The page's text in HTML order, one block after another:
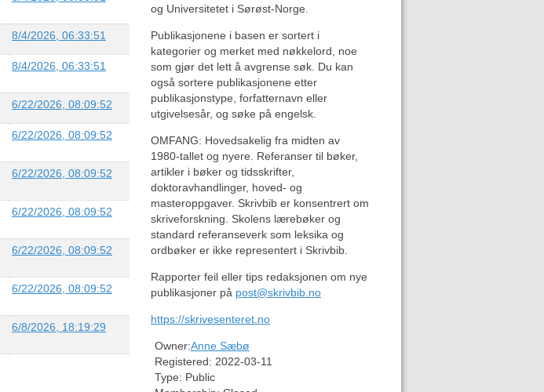
8/4/2026, 06:33:51
8/4/2026, 06:33:51
6/22/2026, 08:09:52
6/22/2026, 08:09:52
6/22/2026, 08:09:52
6/22/2026, 08:09:52
6/22/2026, 08:09:52
6/22/2026, 08:09:52
6/8/2026, 18:19:29
og Universitetet i Sørøst-Norge.
Publikasjonene i basen er sortert i
kategorier og merket med nøkkelord, noe
som gjør det lett å avgrense søk. Du kan
også sortere publikasjonene etter
publikasjonstype, forfatternavn eller
utgivelsesår, og søke på engelsk.
OMFANG: Hovedsakelig fra midten av
1980-tallet og nyere. Referanser til bøker,
artikler i bøker og tidsskrifter,
doktoravhandlinger, hoved- og
masteroppgaver. Skrivbib er konsentrert om
skriveforskning. Skolens lærebøker og
standard referanseverk som leksika og
ordbøker er ikke representert i Skrivbib.
Rapporter feil eller tips redaksjonen om nye
publikasjoner på post@skrivbib.no
https://skrivesenteret.no
Owner:Anne Sæbø
Registered: 2022-03-11
Type: Public